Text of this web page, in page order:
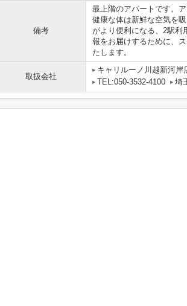
備考
最上階のアパートです。
健康な体は新鮮な空気を
がより便利になる、2駅利
報をお届けするために、
たします。
取扱会社
キャリルーノ川越新河岸
TEL:050-3532-4100
埼